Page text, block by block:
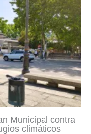
Municipal contra
climáticos